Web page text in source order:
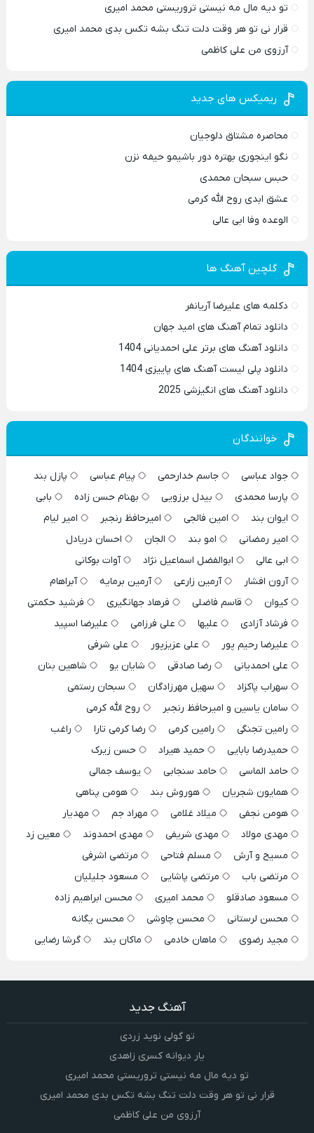
تو دیه مال مه نیستی تروریستی محمد امیری
قرار نی تو هر وقت دلت تنگ بشه تکس بدی محمد امیری
آرزوی من علی کاظمی
ریمیکس های جدید
محاصره مشتاق دلوجیان
نگو اینجوری بهتره دور باشیمو حیفه نزن
حبس سبحان محمدی
عشق ابدی روح الله کرمی
الوعده وفا ابی عالی
گلچین آهنگ ها
دکلمه های علیرضا آریانفر
دانلود تمام آهنگ های امید جهان
دانلود آهنگ های برتر علی احمدیانی 1404
دانلود پلی لیست آهنگ های پاییزی 1404
دانلود آهنگ های انگیزشی 2025
خوانندگان
جواد عباسی جاسم خدارحمی پیام عباسی
پازل بند
پارسا محمدی
بیدل برزویی بهنام حسن زاده
بابی
ایوان بند
امین فالجی امیرحافظ رنجبر
امیر لیام
امیر رمضانی
امو بند الجان
احسان دریادل
ابی عالی
ابوالفضل اسماعیل نژاد
آوات بوکانی
آرون افشار
آرمین زارعی آرمین برمایه
آبراهام
کیوان
قاسم فاضلی فرهاد جهانگیری
فرشید حکمتی
فرشاد آزادی
علیها علی فرزامی
علیرضا اسپید
علیرضا رحیم پور
علی عزیزپور
علی شرفی
علی احمدیانی
رضا صادقی شایان یو
شاهین بنان
سهراب پاکزاد
سهیل مهرزادگان
سبحان رستمی
سامان یاسین و امیرحافظ رنجبر
روح الله کرمی
رامین تجنگی
رامین کرمی رضا کرمی تارا
راغب
حمیدرضا بابایی
حمید هیراد
حسن زیرک
حامد الماسی
حامد سنجابی
یوسف جمالی
همایون شجریان
هوروش بند
هومن پناهی
هومن نجفی
میلاد غلامی مهراد جم
مهدیار
مهدی مولاد
مهدی شریفی مهدی احمدوند
معین زد
مسیح و آرش
مسلم فتاحی
مرتضی اشرفی
مرتضی باب
مرتضی پاشایی
مسعود جلیلیان
مسعود صادقلو
محمد امیری
محسن ابراهیم زاده
محسن لرستانی
محسن چاوشی
محسن یگانه
مجید رضوی
ماهان خادمی ماکان بند گرشا رضایی
آهنگ جدید
تو گولی نوید زردی
یار دیوانه کسری زاهدی
تو دیه مال مه نیستی تروریستی محمد امیری
قرار نی تو هر وقت دلت تنگ بشه تکس بدی محمد امیری
آرزوی من علی کاظمی